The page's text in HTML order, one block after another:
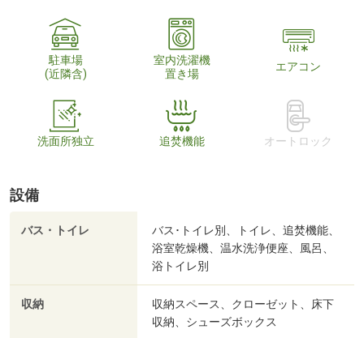
駐車場
(近隣含)
室内洗濯機
置き場
エアコン
洗面所独立 追焚機能 オートロック
設備
バス・トイレ
バス･トイレ別、トイレ、追焚機能、
浴室乾燥機、温水洗浄便座、風呂、
浴トイレ別
収納
収納スペース、クローゼット、床下
収納、シューズボックス